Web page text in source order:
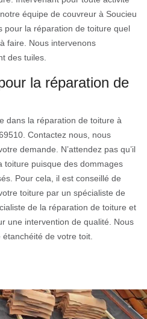
équipe de couvreur à Soucieu
pour la réparation de toiture quel
faire. Nous intervenons
des tuiles.
la réparation de
dans la réparation de toiture à
Contactez nous, nous
demande. N’attendez pas qu’il
toiture puisque des dommages
Pour cela, il est conseillé de
toiture par un spécialiste de
de la réparation de toiture et
une intervention de qualité. Nous
de votre toit.